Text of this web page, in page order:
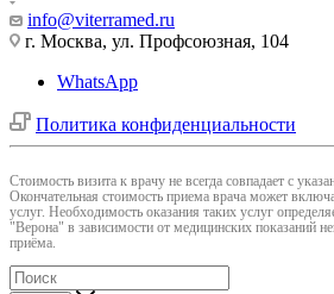
info@viterramed.ru
г. Москва, ул. Профсоюзная, 104
WhatsApp
Политика конфиденциальности
Cтоимость визита к врачу не всегда совпадает с
Окончательная стоимость приема врача может
услуг. Необходимость оказания таких услуг
"Верона" в зависимости от медицинских показаний
приёма.